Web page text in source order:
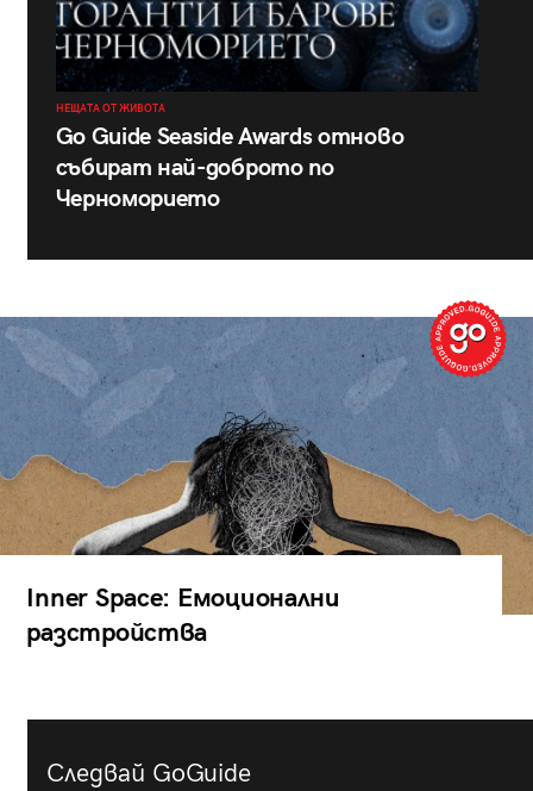
НЕЩАТА ОТ ЖИВОТА
Go Guide Seaside Awards отново
събират най-доброто по
Черноморието
Inner Space: Емоционални
разстройства
Следвай GoGuide